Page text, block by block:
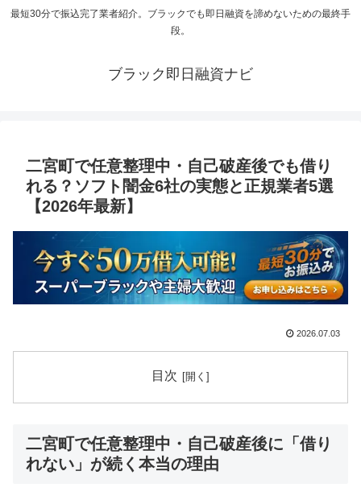
最短30分で振込完了業者紹介。ブラックでも即日融資を諦めないための最終手
段。
ブラック即日融資ナビ
二宮町で任意整理中・自己破産後でも借り
れる？ソフト闇金6社の実態と正規業者5選
【2026年最新】
2026.07.03
目次
二宮町で任意整理中・自己破産後に「借り
れない」が続く本当の理由